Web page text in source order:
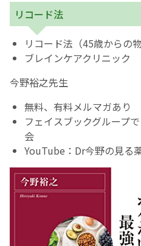
リコード法
リコード法（45歳からの
ブレインケアクリニック
今野裕之先生
無料、有料メルマガあり
フェイスブックグループ
会
YouTube：Dr今野の見る